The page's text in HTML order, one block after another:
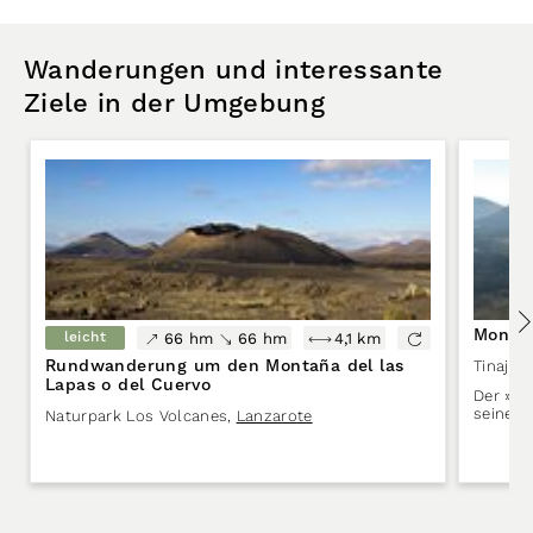
Wanderungen und interessante
Ziele in der Umgebung
leicht 66 hm 66 hm 4,1 km
Rundwanderung um den Montaña del las
Lapas o del Cuervo
Naturpark Los Volcanes, Lanzarote
Tinajo
Der
seiner